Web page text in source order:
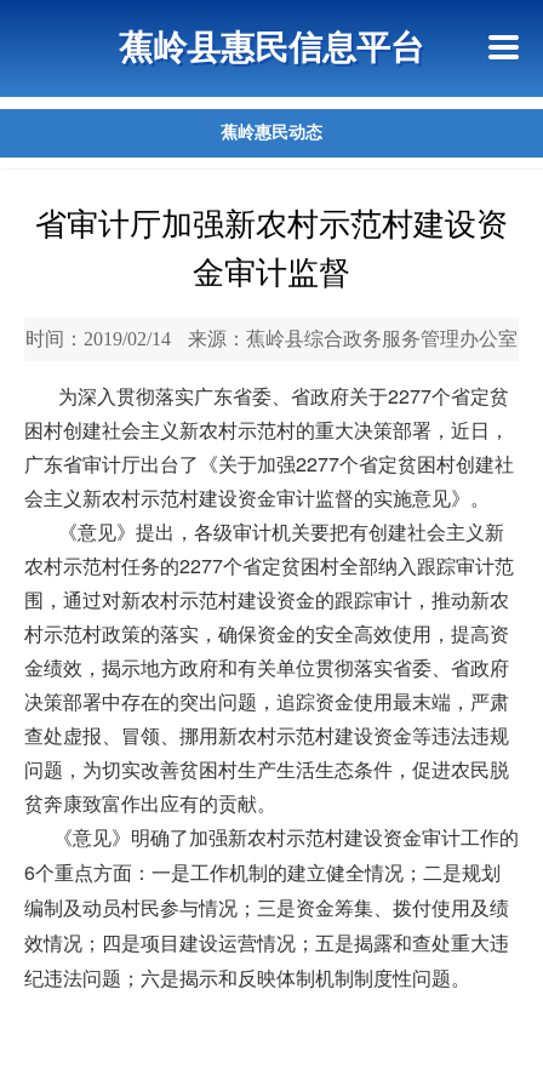
蕉岭县惠民信息平台
蕉岭惠民动态
省审计厅加强新农村示范村建设资
金审计监督
时间：2019/02/14 来源：蕉岭县综合政务服务管理办公室
为深入贯彻落实广东省委、省政府关于2277个省定贫
困村创建社会主义新农村示范村的重大决策部署，近日，
广东省审计厅出台了《关于加强2277个省定贫困村创建社
会主义新农村示范村建设资金审计监督的实施意见》。
《意见》提出，各级审计机关要把有创建社会主义新
农村示范村任务的2277个省定贫困村全部纳入跟踪审计范
围，通过对新农村示范村建设资金的跟踪审计，推动新农
村示范村政策的落实，确保资金的安全高效使用，提高资
金绩效，揭示地方政府和有关单位贯彻落实省委、省政府
决策部署中存在的突出问题，追踪资金使用最末端，严肃
查处虚报、冒领、挪用新农村示范村建设资金等违法违规
问题，为切实改善贫困村生产生活生态条件，促进农民脱
贫奔康致富作出应有的贡献。
《意见》明确了加强新农村示范村建设资金审计工作的
6个重点方面：一是工作机制的建立健全情况；二是规划
编制及动员村民参与情况；三是资金筹集、拨付使用及绩
效情况；四是项目建设运营情况；五是揭露和查处重大违
纪违法问题；六是揭示和反映体制机制制度性问题。